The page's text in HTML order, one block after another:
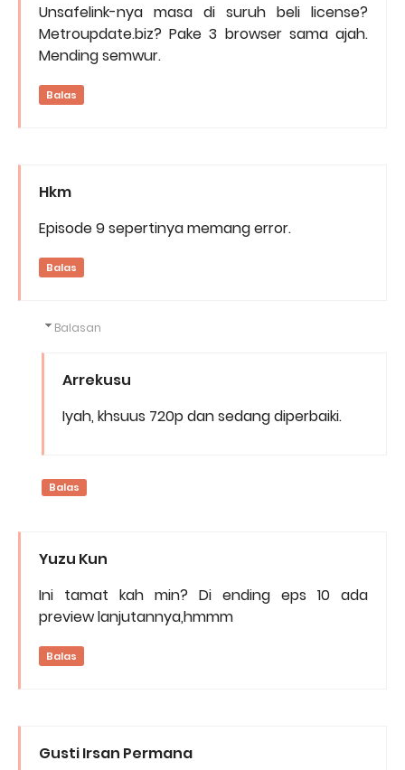
Unsafelink-nya masa di suruh beli license?
Metroupdate.biz? Pake 3 browser sama ajah.
Mending semwur.
Balas
Hkm
Episode 9 sepertinya memang error.
Balas
Balasan
Arrekusu
Iyah, khsuus 720p dan sedang diperbaiki.
Balas
Yuzu Kun
Ini tamat kah min? Di ending eps 10 ada
preview lanjutannya,hmmm
Balas
Gusti Irsan Permana